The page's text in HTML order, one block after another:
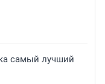
самый лучший